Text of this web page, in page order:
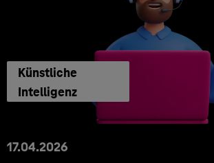
Künstliche
Intelligenz
17.04.2026